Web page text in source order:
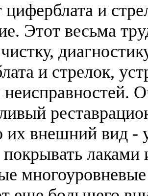
и
Этот весьма
и стрелок,
внешний вид -
лаками